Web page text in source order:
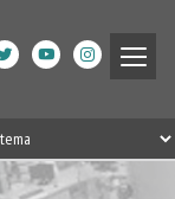
de Salud